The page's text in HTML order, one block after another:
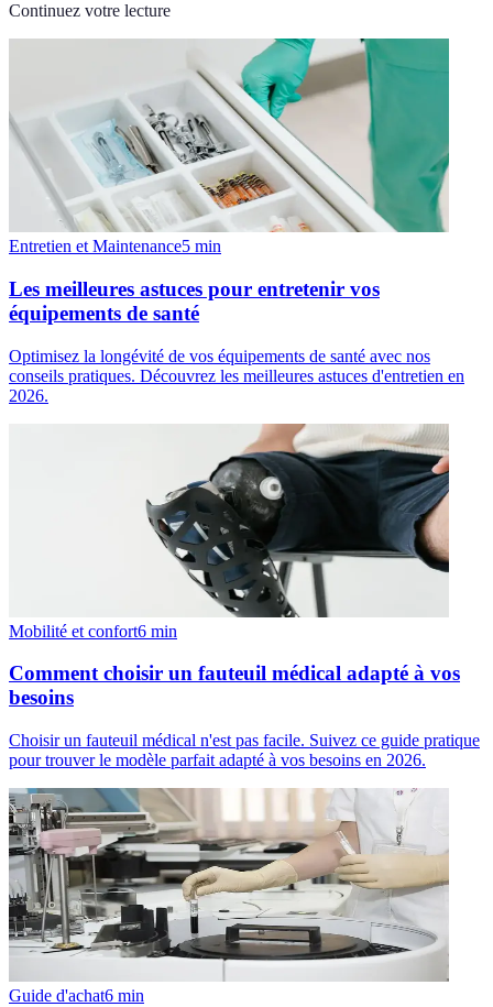
Continuez votre lecture
Entretien et Maintenance5 min
Les meilleures astuces pour entretenir vos
équipements de santé
Optimisez la longévité de vos équipements de santé avec nos
conseils pratiques. Découvrez les meilleures astuces d'entretien en
2026.
Mobilité et confort6 min
Comment choisir un fauteuil médical adapté à vos
besoins
Choisir un fauteuil médical n'est pas facile. Suivez ce guide pratique
pour trouver le modèle parfait adapté à vos besoins en 2026.
Guide d'achat6 min